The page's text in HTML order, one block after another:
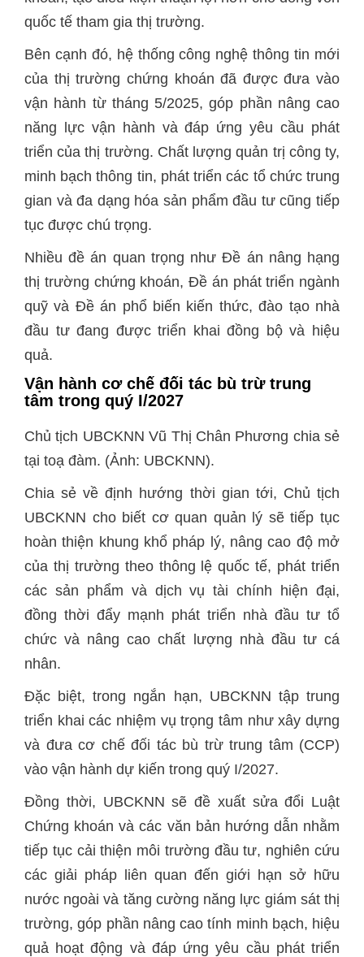
quốc tế tham gia thị trường.
Bên cạnh đó, hệ thống công nghệ thông tin mới
của thị trường chứng khoán đã được đưa vào
vận hành từ tháng 5/2025, góp phần nâng cao
năng lực vận hành và đáp ứng yêu cầu phát
triển của thị trường. Chất lượng quản trị công ty,
minh bạch thông tin, phát triển các tổ chức trung
gian và đa dạng hóa sản phẩm đầu tư cũng tiếp
tục được chú trọng.
Nhiều đề án quan trọng như Đề án nâng hạng
thị trường chứng khoán, Đề án phát triển ngành
quỹ và Đề án phổ biến kiến thức, đào tạo nhà
đầu tư đang được triển khai đồng bộ và hiệu
quả.
Vận hành cơ chế đối tác bù trừ trung
tâm trong quý I/2027
Chủ tịch UBCKNN Vũ Thị Chân Phương chia sẻ
tại toạ đàm. (Ảnh: UBCKNN).
Chia sẻ về định hướng thời gian tới, Chủ tịch
UBCKNN cho biết cơ quan quản lý sẽ tiếp tục
hoàn thiện khung khổ pháp lý, nâng cao độ mở
của thị trường theo thông lệ quốc tế, phát triển
các sản phẩm và dịch vụ tài chính hiện đại,
đồng thời đẩy mạnh phát triển nhà đầu tư tổ
chức và nâng cao chất lượng nhà đầu tư cá
nhân.
Đặc biệt, trong ngắn hạn, UBCKNN tập trung
triển khai các nhiệm vụ trọng tâm như xây dựng
và đưa cơ chế đối tác bù trừ trung tâm (CCP)
vào vận hành dự kiến trong quý I/2027.
Đồng thời, UBCKNN sẽ đề xuất sửa đổi Luật
Chứng khoán và các văn bản hướng dẫn nhằm
tiếp tục cải thiện môi trường đầu tư, nghiên cứu
các giải pháp liên quan đến giới hạn sở hữu
nước ngoài và tăng cường năng lực giám sát thị
trường, góp phần nâng cao tính minh bạch, hiệu
quả hoạt động và đáp ứng yêu cầu phát triển